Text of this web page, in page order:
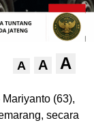
A A A
Mariyanto (63),
secara